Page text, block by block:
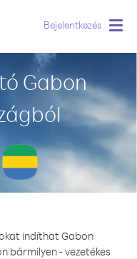
Bejelentkezés
Gabon
indíthat Gabon
bármilyen - vezetékes